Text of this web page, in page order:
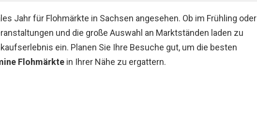
Jahr für Flohmärkte in Sachsen angesehen. Ob im Frühling oder
und die große Auswahl an Marktständen laden zu
ein. Planen Sie Ihre Besuche gut, um die besten
Flohmärkte in Ihrer Nähe zu ergattern.